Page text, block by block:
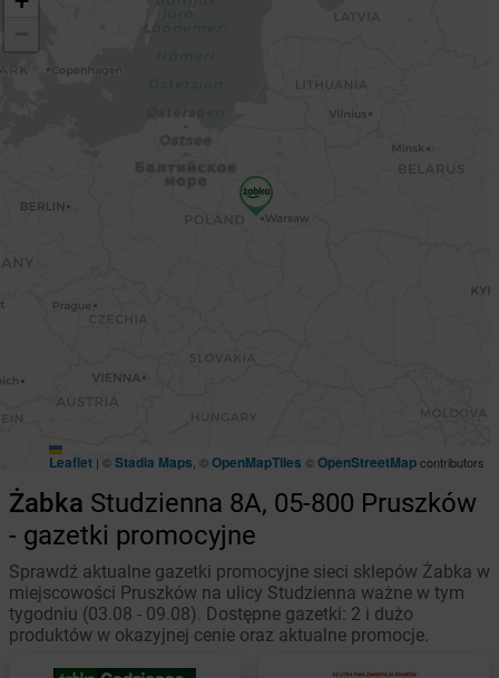
Leaflet | ©Stadia Maps , ©OpenMapTiles ©OpenStreetMapcontributors
Żabka Studzienna 8A, 05-800 Pruszków
- gazetki promocyjne
Sprawdź aktualne gazetki promocyjne sieci sklepów Żabka w
miejscowości Pruszków na ulicy Studzienna ważne w tym
tygodniu (03.08 - 09.08). Dostępne gazetki: 2 i dużo
produktów w okazyjnej cenie oraz aktualne promocje.